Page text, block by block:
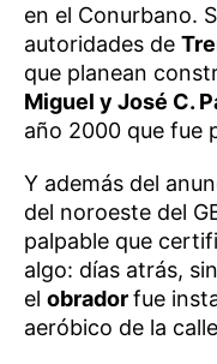
en el Conurbano.
autoridades de
que planean
Miguel y José C.
año 2000 que fue
Y además del
del noroeste del
palpable que
algo: días atrás,
el obradorfue
aeróbico de la